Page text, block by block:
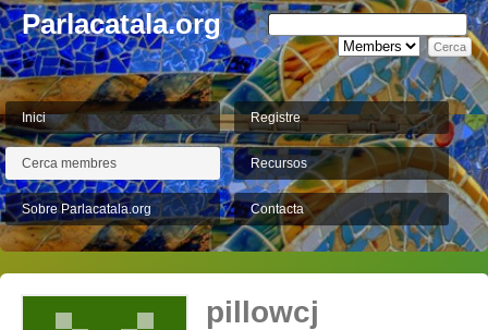
Parlacatala.org
Inici Registre
Cerca membres Recursos
Sobre Parlacatala.org Contacta
pillowcj